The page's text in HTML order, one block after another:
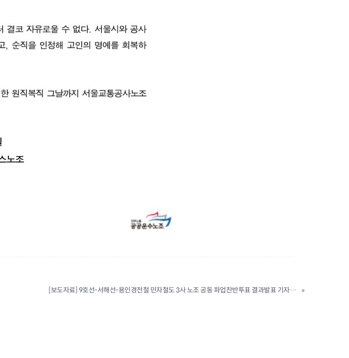
[보도자료] 9호선-서해선-용인경전철 민자철도 3사 노조 공동 파업찬반투표 결과발표 기자회견 »